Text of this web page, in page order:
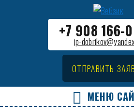
+7 908 166-
ip-
ОТПРАВИТЬ
МЕНЮ